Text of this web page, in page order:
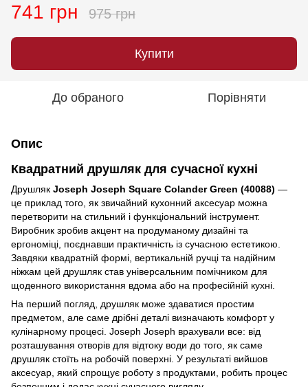
741 грн 975 грн
Купити
До обраного Порівняти
Опис
Квадратний друшляк для сучасної кухні
Друшляк Joseph Joseph Square Colander Green (40088) —
це приклад того, як звичайний кухонний аксесуар можна
перетворити на стильний і функціональний інструмент.
Виробник зробив акцент на продуманому дизайні та
ергономіці, поєднавши практичність із сучасною естетикою.
Завдяки квадратній формі, вертикальній ручці та надійним
ніжкам цей друшляк став універсальним помічником для
щоденного використання вдома або на професійній кухні.
На перший погляд, друшляк може здаватися простим
предметом, але саме дрібні деталі визначають комфорт у
кулінарному процесі. Joseph Joseph врахували все: від
розташування отворів для відтоку води до того, як саме
друшляк стоїть на робочій поверхні. У результаті вийшов
аксесуар, який спрощує роботу з продуктами, робить процес